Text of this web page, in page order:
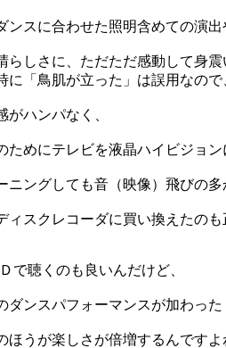
ンスに合わせた照明含めての演
らしさに、ただただ感動して身
に「鳥肌が立った」は誤用なの
がハンパなく、
ためにテレビを液晶ハイビジョ
ニングしても音（映像）飛びの
ィスクレコーダに買い換えたの
で聴くのも良いんだけど、
ダンスパフォーマンスが加わった
ほうが楽しさが倍増するんですよ